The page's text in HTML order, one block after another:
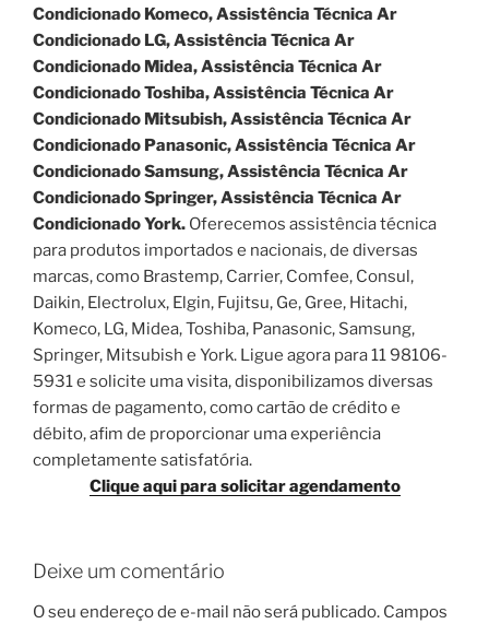
Condicionado Komeco, Assistência Técnica Ar
Condicionado LG, Assistência Técnica Ar
Condicionado Midea, Assistência Técnica Ar
Condicionado Toshiba, Assistência Técnica Ar
Condicionado Mitsubish, Assistência Técnica Ar
Condicionado Panasonic, Assistência Técnica Ar
Condicionado Samsung, Assistência Técnica Ar
Condicionado Springer, Assistência Técnica Ar
Condicionado York. Oferecemos assistência técnica
para produtos importados e nacionais, de diversas
marcas, como Brastemp, Carrier, Comfee, Consul,
Daikin, Electrolux, Elgin, Fujitsu, Ge, Gree, Hitachi,
Komeco, LG, Midea, Toshiba, Panasonic, Samsung,
Springer, Mitsubish e York. Ligue agora para 11 98106-
5931 e solicite uma visita, disponibilizamos diversas
formas de pagamento, como cartão de crédito e
débito, afim de proporcionar uma experiência
completamente satisfatória.
Clique aqui para solicitar agendamento
Deixe um comentário
O seu endereço de e-mail não será publicado. Campos